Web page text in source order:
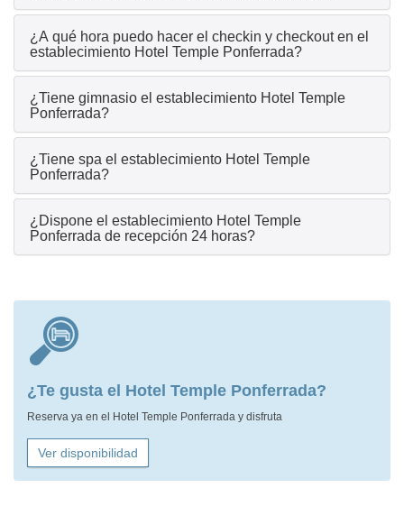
¿A qué hora puedo hacer el checkin y checkout en el
establecimiento Hotel Temple Ponferrada?
¿Tiene gimnasio el establecimiento Hotel Temple
Ponferrada?
¿Tiene spa el establecimiento Hotel Temple
Ponferrada?
¿Dispone el establecimiento Hotel Temple
Ponferrada de recepción 24 horas?
¿Te gusta el Hotel Temple Ponferrada?
Reserva ya en el Hotel Temple Ponferrada y disfruta
Ver disponibilidad